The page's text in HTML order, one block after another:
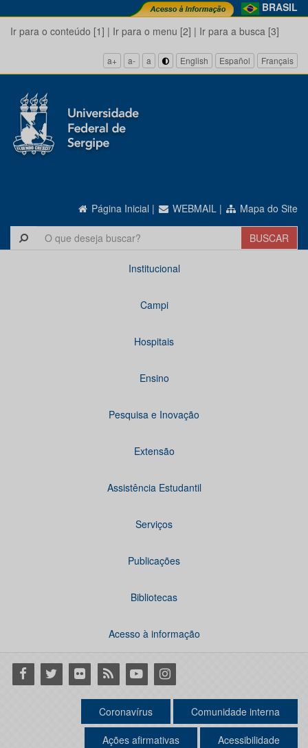
BRASIL
Ir para o conteúdo [1] | Ir para o menu [2] | Ir para a busca [3]
a+ a- a English Español Français
Página Inicial | WEBMAIL | Mapa do Site
Institucional
Campi
Hospitais
Ensino
Pesquisa e Inovação
Extensão
Assistência Estudantil
Serviços
Publicações
Bibliotecas
Acesso à informação
Facebook
Twitter Flickr RSS YoutubeInstagram
Coronavírus Comunidade interna
Ações afirmativas Acessibilidade